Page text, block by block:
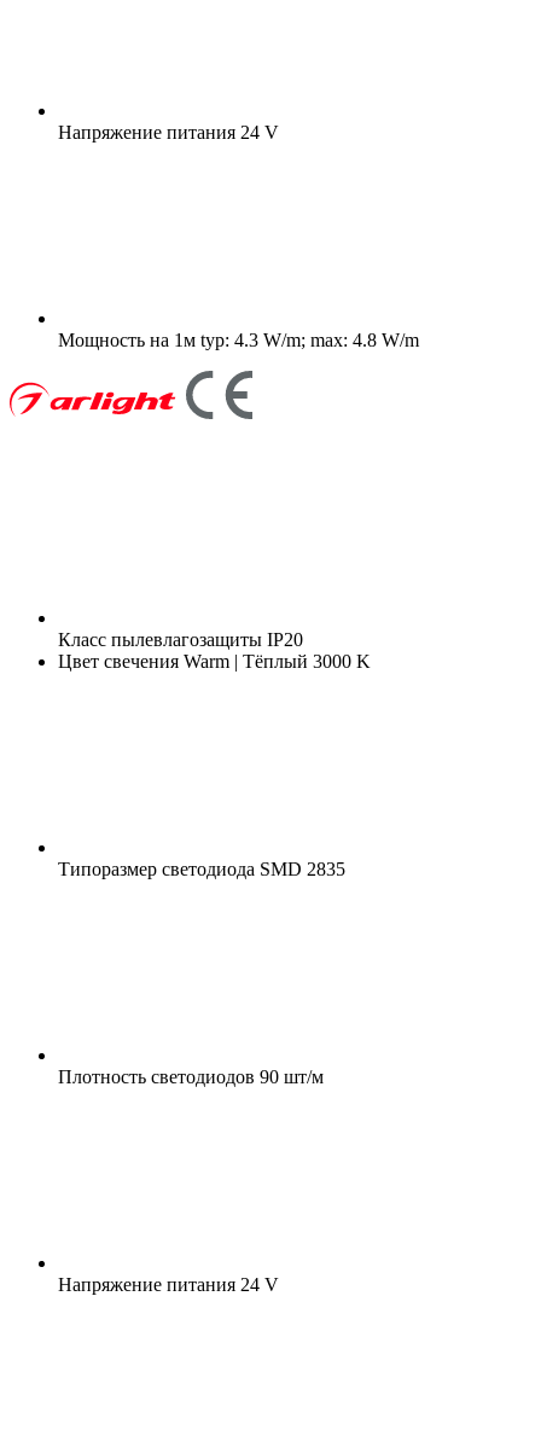
Напряжение питания 24 V
Мощность на 1м typ: 4.3 W/m; max: 4.8 W/m
Класс пылевлагозащиты IP20
Цвет свечения Warm | Тёплый 3000 K
Типоразмер светодиода SMD 2835
Плотность светодиодов 90 шт/м
Напряжение питания 24 V